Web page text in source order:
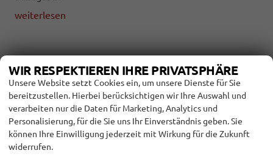
weiterlesen
Autokaufhaus Rhön GmbH
Paulinenstr. 1 b
97645 Ostheim
Telefon: 09777/9122-0
Telefax: 09777/9122-41
WIR RESPEKTIEREN IHRE PRIVATSPHÄRE
Unsere Website setzt Cookies ein, um unsere Dienste für Sie
bereitzustellen. Hierbei berücksichtigen wir Ihre Auswahl und
verarbeiten nur die Daten für Marketing, Analytics und
Personalisierung, für die Sie uns Ihr Einverständnis geben. Sie
können Ihre Einwilligung jederzeit mit Wirkung für die Zukunft
widerrufen.